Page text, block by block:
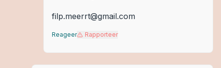
filp.meerrt@gmail.com
Reageer Rapporteer